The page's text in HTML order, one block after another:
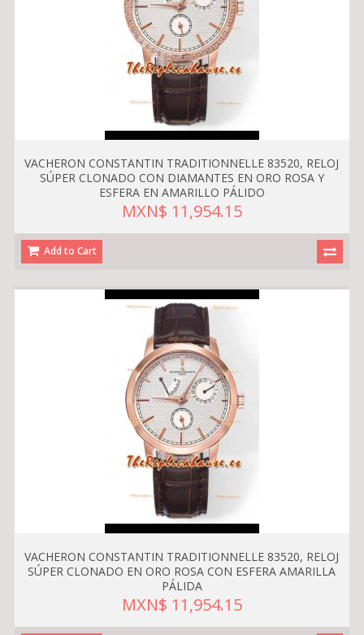
VACHERON CONSTANTIN TRADITIONNELLE 83520, RELOJ
SÚPER CLONADO CON DIAMANTES EN ORO ROSA Y
ESFERA EN AMARILLO PÁLIDO
MXN$ 11,954.15
Add to Cart
VACHERON CONSTANTIN TRADITIONNELLE 83520, RELOJ
SÚPER CLONADO EN ORO ROSA CON ESFERA AMARILLA
PÁLIDA
MXN$ 11,954.15